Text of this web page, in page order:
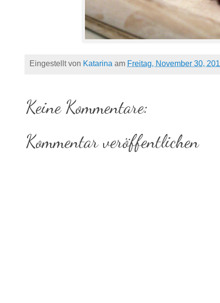
Eingestellt von Katarina am Freitag, November 30,
Keine Kommentare:
Kommentar veröffentlichen